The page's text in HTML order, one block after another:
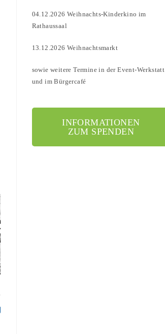
04.12.2026 Weihnachts-Kinderkino im
Rathaussaal
13.12.2026 Weihnachtsmarkt
sowie weitere Termine in der Event-Werkstatt
und im Bürgercafé
INFORMATIONEN
ZUM SPENDEN